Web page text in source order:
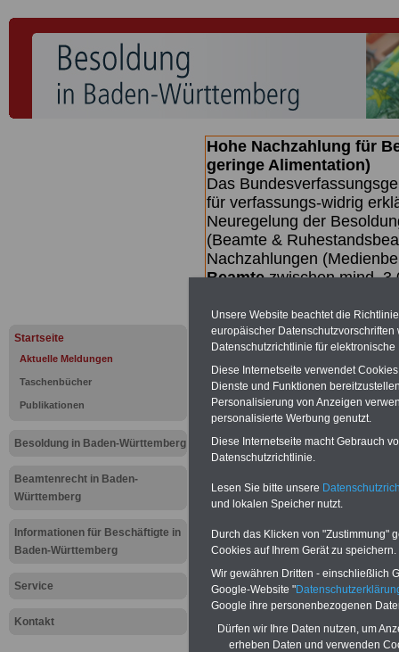
Startseite
Aktuelle Meldungen
Taschenbücher
Publikationen
Besoldung in Baden-Württemberg
Beamtenrecht in Baden-
Württemberg
Informationen für Beschäftigte in
Baden-Württemberg
Service
Kontakt
Hohe Nachzahlung für
geringe Alimentation)
Das
für verfassungs-widrig
Neuregelung der
(Beamte &
Nachzahlungen
Beamtezwischen mind.
dem Beschluss des
wird (wahrscheinlich im
Broschüre.
Meldung
BEHÖRDEN-ABOmit 3 Ratgebern
25,00 Euro: Wissenswertes für
und Beamte, Beamten-
Unsere Website beachtet die
europäischer
Datenschutzrichtlinie für
Diese Internetseite verwendet
Dienste und Funktionen
Personalisierung von Anzeigen
personalisierte Werbung genutzt.
Diese Internetseite macht Gebrauch
Datenschutzrichtlinie.
Lesen Sie bitte unsere
und lokalen Speicher nutzt.
Durch das Klicken von "Zustimmung"
Cookies auf Ihrem Gerät zu speichern.
Wir gewähren Dritten - einschließlich
Google-Website "
Google ihre personenbezogenen
Dürfen wir Ihre Daten nutzen, um
erheben Daten und verwenden